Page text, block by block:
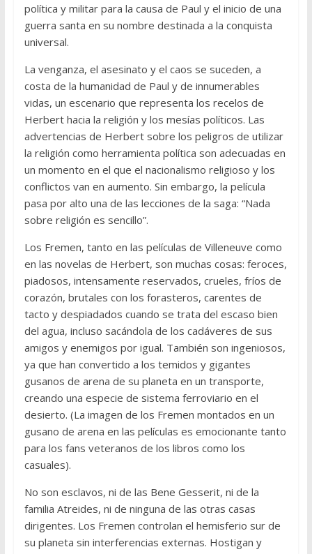
política y militar para la causa de Paul y el inicio de una
guerra santa en su nombre destinada a la conquista
universal.
La venganza, el asesinato y el caos se suceden, a
costa de la humanidad de Paul y de innumerables
vidas, un escenario que representa los recelos de
Herbert hacia la religión y los mesías políticos. Las
advertencias de Herbert sobre los peligros de utilizar
la religión como herramienta política son adecuadas en
un momento en el que el nacionalismo religioso y los
conflictos van en aumento. Sin embargo, la película
pasa por alto una de las lecciones de la saga: “Nada
sobre religión es sencillo”.
Los Fremen, tanto en las películas de Villeneuve como
en las novelas de Herbert, son muchas cosas: feroces,
piadosos, intensamente reservados, crueles, fríos de
corazón, brutales con los forasteros, carentes de
tacto y despiadados cuando se trata del escaso bien
del agua, incluso sacándola de los cadáveres de sus
amigos y enemigos por igual. También son ingeniosos,
ya que han convertido a los temidos y gigantes
gusanos de arena de su planeta en un transporte,
creando una especie de sistema ferroviario en el
desierto. (La imagen de los Fremen montados en un
gusano de arena en las películas es emocionante tanto
para los fans veteranos de los libros como los
casuales).
No son esclavos, ni de las Bene Gesserit, ni de la
familia Atreides, ni de ninguna de las otras casas
dirigentes. Los Fremen controlan el hemisferio sur de
su planeta sin interferencias externas. Hostigan y